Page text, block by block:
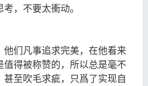
，不要太衝动。
他们凡事追求完美，在他看来
得被称赞的，所以总是毫不
至吹毛求疵，只爲了实现自